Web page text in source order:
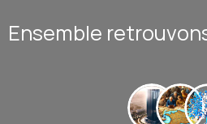
Ensemble